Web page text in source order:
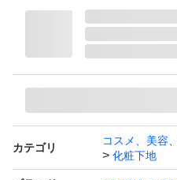
カテゴリ
コスメ、美容
化粧下地